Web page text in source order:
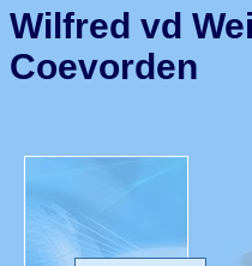
Wilfred vd
Coevorden